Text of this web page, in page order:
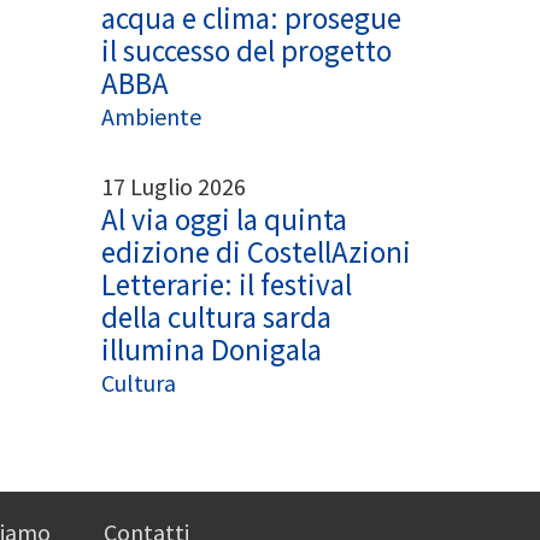
acqua e clima: prosegue
il successo del progetto
ABBA
Ambiente
17 Luglio 2026
Al via oggi la quinta
edizione di CostellAzioni
Letterarie: il festival
della cultura sarda
illumina Donigala
Cultura
Contatti